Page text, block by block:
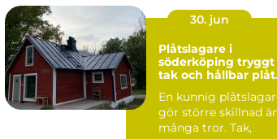
30. jun
Plåtslagare i
söderköping tryggt
tak och hållbar plåt
En kunnig
gör större skillnad
många tror. Tak,